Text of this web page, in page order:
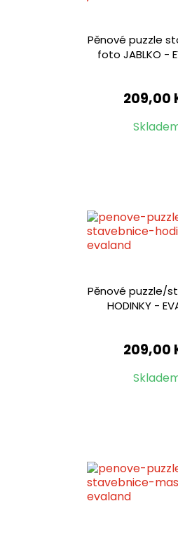
Pěnové puzzle
foto JABLKO -
209,00
Pěnové puzzle/
HODINKY -
209,00